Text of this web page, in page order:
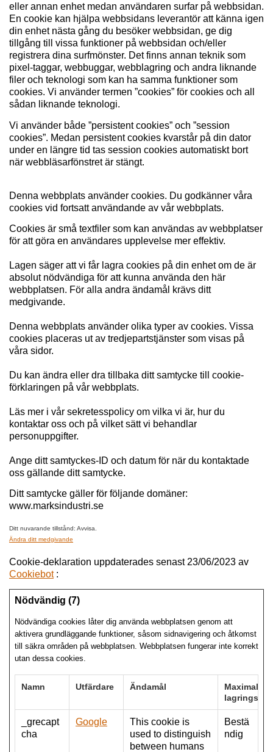
eller annan enhet medan användaren surfar på webbsidan.
En cookie kan hjälpa webbsidans leverantör att känna igen
din enhet nästa gång du besöker webbsidan, ge dig
tillgång till vissa funktioner på webbsidan och/eller
registrera dina surfmönster. Det finns annan teknik som
pixel-taggar, webbuggar, webblagring och andra liknande
filer och teknologi som kan ha samma funktioner som
cookies. Vi använder termen ”cookies” för cookies och all
sådan liknande teknologi.
Vi använder både ”persistent cookies” och ”session
cookies”. Medan persistent cookies kvarstår på din dator
under en längre tid tas session cookies automatiskt bort
när webbläsarfönstret är stängt.
Denna webbplats använder cookies. Du godkänner våra
cookies vid fortsatt användande av vår webbplats.
Cookies är små textfiler som kan användas av webbplatser
för att göra en användares upplevelse mer effektiv.
Lagen säger att vi får lagra cookies på din enhet om de är
absolut nödvändiga för att kunna använda den här
webbplatsen. För alla andra ändamål krävs ditt
medgivande.
Denna webbplats använder olika typer av cookies. Vissa
cookies placeras ut av tredjepartstjänster som visas på
våra sidor.
Du kan ändra eller dra tillbaka ditt samtycke till cookie-
förklaringen på vår webbplats.
Läs mer i vår sekretesspolicy om vilka vi är, hur du
kontaktar oss och på vilket sätt vi behandlar
personuppgifter.
Ange ditt samtyckes-ID och datum för när du kontaktade
oss gällande ditt samtycke.
Ditt samtycke gäller för följande domäner:
www.marksindustri.se
Ditt nuvarande tillstånd: Avvisa.
Ändra ditt medgivande
Cookie-deklaration uppdaterades senast 23/06/2023 av
Cookiebot:
Nödvändig (7)
Nödvändiga cookies låter dig använda webbplatsen genom att
aktivera grundläggande funktioner, såsom sidnavigering och åtkomst
till säkra områden på webbplatsen. Webbplatsen fungerar inte korrekt
utan dessa cookies.
Namn Utfärdare Ändamål
Maximal
lagringstid
_grecapt
cha
Google
This cookie is
used to distinguish
between humans
Bestä
ndig